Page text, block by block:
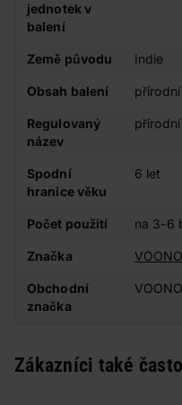
jednotek v
balení
Země původu Indie
Obsah balení
Regulovaný
název
Spodní
hranice věku
6 let
Počet použití na 3-6
Značka VOONO
Obchodní
značka
VOONO
Zákazníci také